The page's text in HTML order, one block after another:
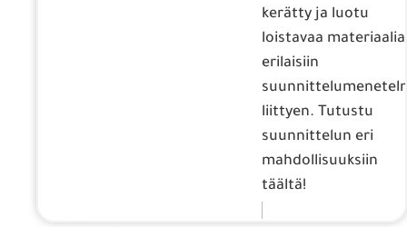
kerätty ja luotu
loistavaa materiaalia
erilaisiin
liittyen. Tutustu
suunnittelun eri
mahdollisuuksiin
täältä!